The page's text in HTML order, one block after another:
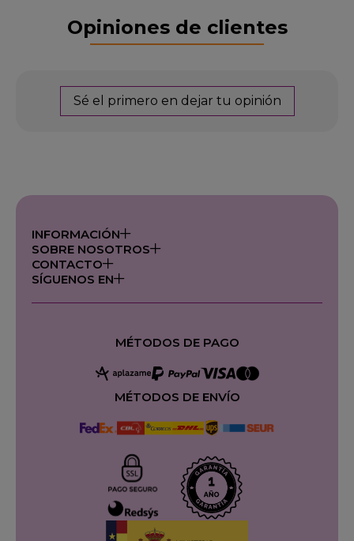
Opiniones de clientes
Sé el primero en dejar tu opinión
INFORMACIÓN
SOBRE NOSOTROS
CONTACTO
SÍGUENOS EN
MÉTODOS DE PAGO
MÉTODOS DE ENVÍO